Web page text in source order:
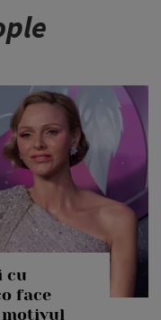
cu
face
motivul